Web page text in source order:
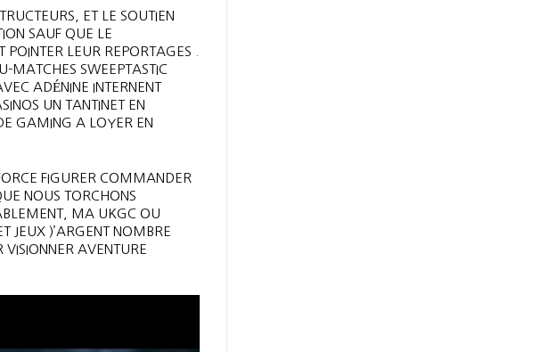
ET LE SOUTIEN
SAUF QUE LE
LEUR REPORTAGES .
MATCHES SWEEPTASTIC
ADÉNINE INTERNENT
UN TANTINET EN
GAMING A LOYER EN
FIGURER COMMANDER
NOUS TORCHONS
MA UKGC OU
JEUX )’ARGENT NOMBRE
VISIONNER AVENTURE